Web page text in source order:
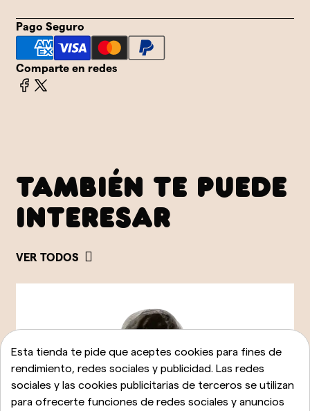
Pago Seguro
Comparte en redes
TAMBIÉN TE PUEDE
INTERESAR
VER TODOS
Esta tienda te pide que aceptes cookies para fines de
rendimiento, redes sociales y publicidad. Las redes
sociales y las cookies publicitarias de terceros se utilizan
para ofrecerte funciones de redes sociales y anuncios